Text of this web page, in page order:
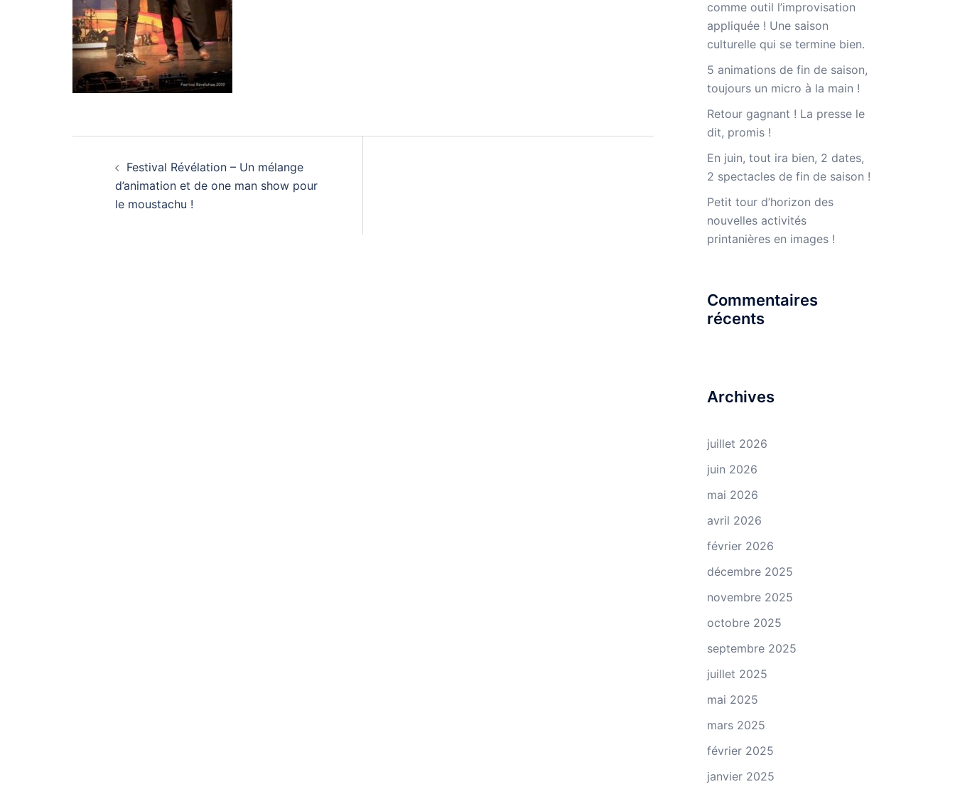
d’article
Festival Révélation – Un mélange
d’animation et de one man show pour
le moustachu !
comme outil l’improvisation
appliquée ! Une saison
culturelle qui se termine bien.
5 animations de fin de saison,
toujours un micro à la main !
Retour gagnant ! La presse le
dit, promis !
En juin, tout ira bien, 2 dates,
2 spectacles de fin de saison !
Petit tour d’horizon des
nouvelles activités
printanières en images !
Commentaires
récents
Archives
juillet 2026
juin 2026
mai 2026
avril 2026
février 2026
décembre 2025
novembre 2025
octobre 2025
septembre 2025
juillet 2025
mai 2025
mars 2025
février 2025
janvier 2025